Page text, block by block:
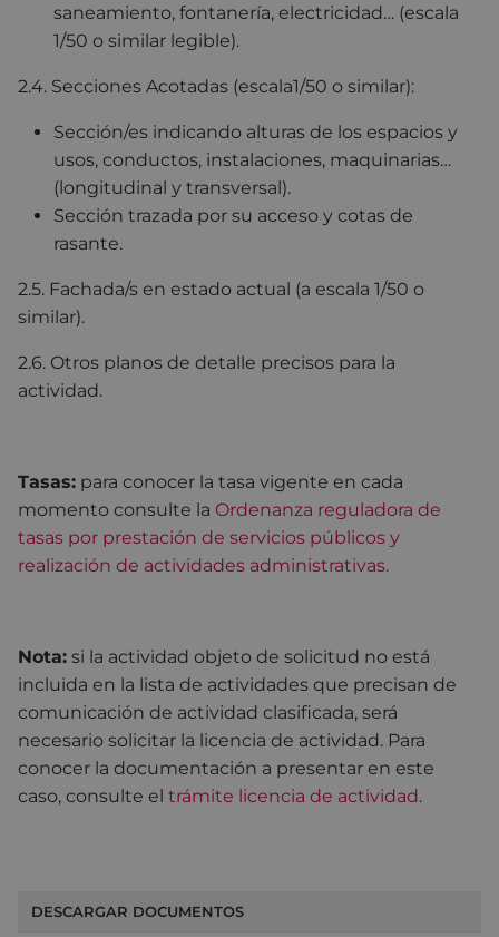
saneamiento, fontanería, electricidad… (escala
1/50 o similar legible).
2.4. Secciones Acotadas (escala1/50 o similar):
Sección/es indicando alturas de los espacios y
usos, conductos, instalaciones, maquinarias…
(longitudinal y transversal).
Sección trazada por su acceso y cotas de
rasante.
2.5. Fachada/s en estado actual (a escala 1/50 o
similar).
2.6. Otros planos de detalle precisos para la
actividad.
Tasas: para conocer la tasa vigente en cada
momento consulte la Ordenanza reguladora de
tasas por prestación de servicios públicos y
realización de actividades administrativas.
Nota: si la actividad objeto de solicitud no está
incluida en la lista de actividades que precisan de
comunicación de actividad clasificada, será
necesario solicitar la licencia de actividad. Para
conocer la documentación a presentar en este
caso, consulte el trámite licencia de actividad.
DESCARGAR DOCUMENTOS